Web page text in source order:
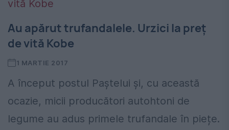
Au apărut trufandalele. Urzici la preț
de vită Kobe
1 MARTIE 2017
A început postul Paștelui și, cu această
ocazie, micii producători autohtoni de
legume au adus primele trufandale în piețe.